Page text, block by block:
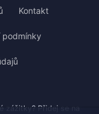
Kontakt
podmínky
zážitky? Přidej se na